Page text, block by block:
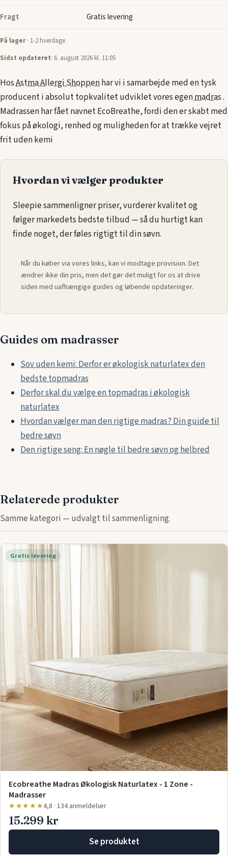
Fragt Gratis levering
På lager· 1-2 hverdage
Sidst opdateret: 6. august 2026 kl. 11:05
HosAstma Allergi Shoppenhar vi i samarbejde med en tysk
producent i absolut topkvalitet udviklet vores egenmadras.
Madrassen har fået navnet EcoBreathe, fordi den er skabt med
fokus på økologi, renhed og muligheden for at trække vejret
frit uden kemi
Hvordan vi vælger produkter
Sleepie sammenligner priser, vurderer kvalitet og
følger markedets bedste tilbud — så du hurtigt kan
finde noget, der føles rigtigt til din søvn.
Når du køber via vores links, kan vi modtage provision. Det
ændrer ikke din pris, men det gør det muligt for os at drive
siden med uafhængige guides og løbende opdateringer.
Guides om madrasser
Sov uden kemi: Derfor er økologisk naturlatex den
bedste topmadras
Derfor skal du vælge en topmadras i økologisk
naturlatex
Hvordan vælger man den rigtige madras? Din guide til
bedre søvn
Den rigtige seng: En nøgle til bedre søvn og helbred
Relaterede produkter
Samme kategori — udvalgt til sammenligning.
Gratis levering
Ecobreathe Madras Økologisk Naturlatex - 1 Zone -
Madrasser
★★★★★4,8 · 134 anmeldelser
15.299 kr
Se produktet